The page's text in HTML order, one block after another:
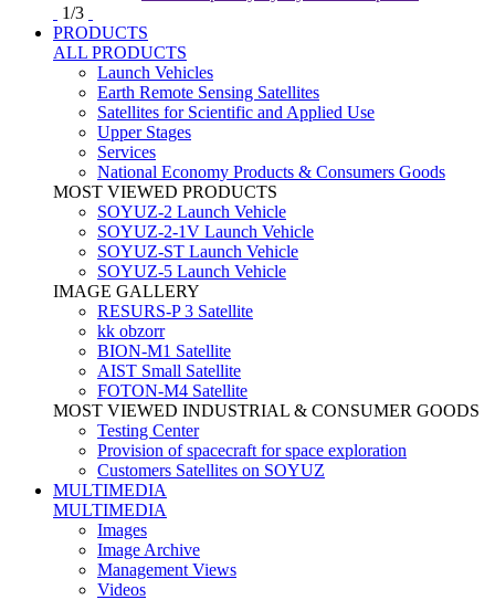
1/3
PRODUCTS
ALL PRODUCTS
Launch Vehicles
Earth Remote Sensing Satellites
Satellites for Scientific and Applied Use
Upper Stages
Services
National Economy Products & Consumers Goods
MOST VIEWED PRODUCTS
SOYUZ-2 Launch Vehicle
SOYUZ-2-1V Launch Vehicle
SOYUZ-ST Launch Vehicle
SOYUZ-5 Launch Vehicle
IMAGE GALLERY
RESURS-P 3 Satellite
kk obzorr
BION-M1 Satellite
AIST Small Satellite
FOTON-M4 Satellite
MOST VIEWED INDUSTRIAL & CONSUMER GOODS
Testing Center
Provision of spacecraft for space exploration
Customers Satellites on SOYUZ
MULTIMEDIA
MULTIMEDIA
Images
Image Archive
Management Views
Videos